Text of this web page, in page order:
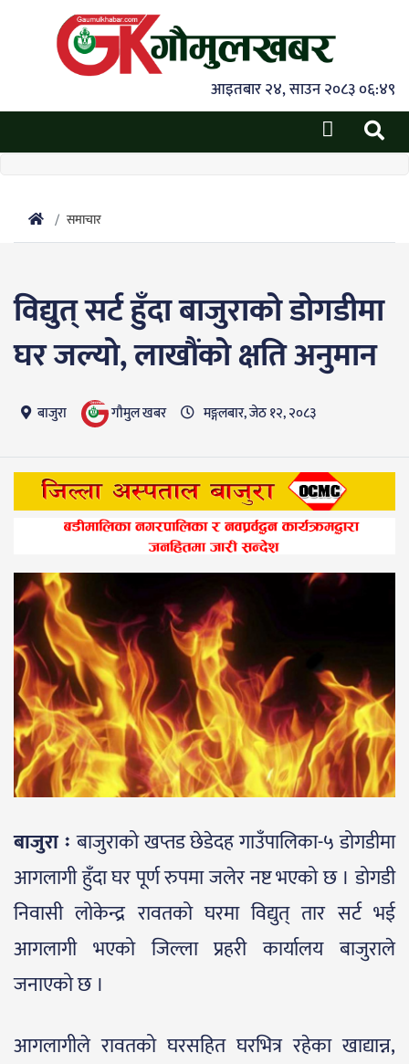
आइतबार २४, साउन २०८३ ०६:४९
समाचार
विद्युत् सर्ट हुँदा बाजुराको डोगडीमा
घर जल्यो, लाखौंको क्षति अनुमान
बाजुरा गाैमुल खबर मङ्गलबार, जेठ १२, २०८३
बाजुरा ःबाजुराको खप्तड छेडेदह गाउँपालिका-५ डोगडीमा
आगलागी हुँदा घर पूर्ण रुपमा जलेर नष्ट भएको छ । डोगडी
निवासी लोकेन्द्र रावतको घरमा विद्युत् तार सर्ट भई
आगलागी भएको जिल्ला प्रहरी कार्यालय बाजुराले
जनाएको छ ।
आगलागीले रावतको घरसहित घरभित्र रहेका खाद्यान्न,